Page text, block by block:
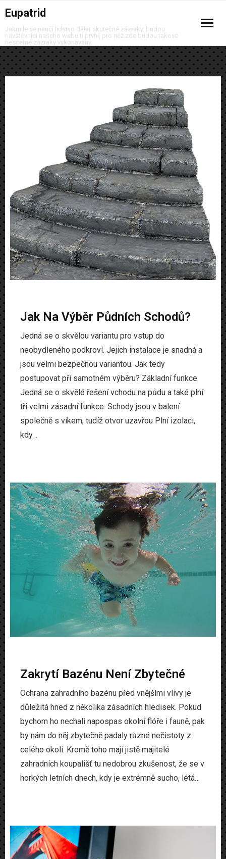
Eupatrid
Jakmile se naučí lidstvo dělat skutečné zázraky, budou
návštěvníci našeho webu ti první, pro něž zde budou takové
nesčetné zázraky vykonávány.
Auto moto
Krása
Móda
Produkty
Www
Jak Na Výběr Půdních Schodů?
Jedná se o skvělou variantu pro vstup do
neobydleného podkroví. Jejich instalace je snadná a
jsou velmi bezpečnou variantou. Jak tedy
postupovat při samotném výběru? Základní funkce
Jedná se o skvělé řešení vchodu na půdu a také plní
tři velmi zásadní funkce: Schody jsou v balení
společně s víkem, tudíž otvor uzavřou Plní izolaci,
kdy…
Zakrytí Bazénu Není Zbytečné
Ochrana zahradního bazénu před vnějšími vlivy je
důležitá hned z několika zásadních hledisek. Pokud
bychom ho nechali napospas okolní flóře i fauně, pak
by nám do něj zbytečně padaly různé nečistoty z
celého okolí. Kromě toho mají jistě majitelé
zahradních koupališť tu nedobrou zkušenost, že se v
horkých letních dnech, kdy je extrémně sucho, létá…